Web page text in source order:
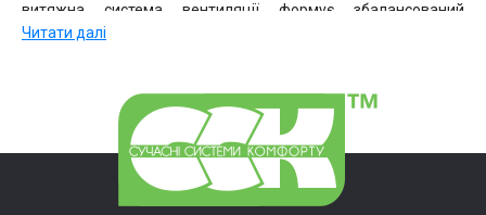
витяжна система вентиляції формує збалансований
повітрообмін з контрольованими параметрами температури,
інженерні системи для об'єктів з підвищеними вимогами до
комфорту, енергоефективності та надійності.
Конструкція припливно-витяжних
установок та принцип роботи
Читати далі